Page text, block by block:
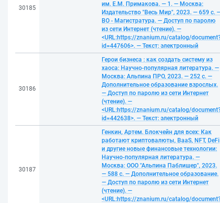
30185
им. Е.М. Примакова. — 1. — Москва:
Издательство "Весь Мир", 2023. — 659 с.
ВО - Магистратура. — Доступ по паролю
из сети Интернет (чтение). —
<URL:https://znanium.ru/catalog/
id=447606>. — Текст: электронный
30186
Герои бизнеса : как создать систему из
хаоса: Научно-популярная литература. —
Москва: Альпина ПРО, 2023. — 252 с. —
Дополнительное образование взрослых.
— Доступ по паролю из сети Интернет
(чтение). —
<URL:https://znanium.ru/catalog/
id=442638>. — Текст: электронный
30187
Генкин, Артем. Блокчейн для всех: Как
работают криптовалюты, BaaS, NFT, DeFi
и другие новые финансовые технологии:
Научно-популярная литература. —
Москва: ООО "Альпина Паблишер", 2023.
— 588 с. — Дополнительное образование.
— Доступ по паролю из сети Интернет
(чтение). —
<URL:https://znanium.ru/catalog/